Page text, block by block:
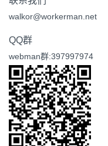
walkor@workerman.net
QQ群
webman群:397997974